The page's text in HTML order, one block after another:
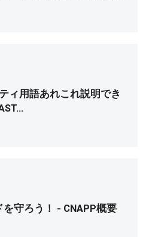
ィ用語あれこれ説明でき
守ろう！ - CNAPP概要